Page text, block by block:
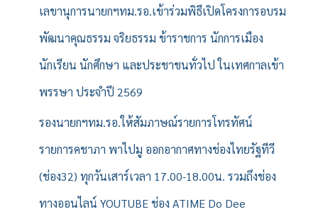
เลขานุการนายกฯทม.รอ.เข้าร่วมพิธีเปิดโครงการอบรม
พัฒนาคุณธรรม จริยธรรม ข้าราชการ นักการเมือง
นักเรียน นักศึกษา และประชาชนทั่วไป ในเทศกาลเข้า
พรรษา ประจำปี 2569
รองนายกฯทม.รอ.ให้สัมภาษณ์รายการโทรทัศน์
รายการคชาภา พาไปมู ออกอากาศทางช่องไทยรัฐทีวี
(ช่อง32) ทุกวันเสาร์เวลา 17.00-18.00น. รวมถึงช่อง
ทางออนไลน์ YOUTUBE ช่อง ATIME Do Dee